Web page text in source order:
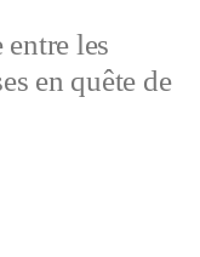
les
en quête de